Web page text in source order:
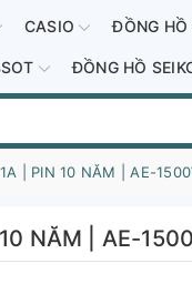
CASIO ĐỒNG HỒ
ĐỒNG HỒ
| PIN 10 NĂM | AE-
NĂM | AE-